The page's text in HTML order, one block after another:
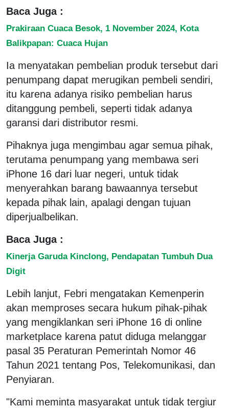
Baca Juga :
Prakiraan Cuaca Besok, 1 November 2024, Kota
Balikpapan: Cuaca Hujan
Ia menyatakan pembelian produk tersebut dari
penumpang dapat merugikan pembeli sendiri,
itu karena adanya risiko pembelian harus
ditanggung pembeli, seperti tidak adanya
garansi dari distributor resmi.
Pihaknya juga mengimbau agar semua pihak,
terutama penumpang yang membawa seri
iPhone 16 dari luar negeri, untuk tidak
menyerahkan barang bawaannya tersebut
kepada pihak lain, apalagi dengan tujuan
diperjualbelikan.
Baca Juga :
Kinerja Garuda Kinclong, Pendapatan Tumbuh Dua
Digit
Lebih lanjut, Febri mengatakan Kemenperin
akan memproses secara hukum pihak-pihak
yang mengiklankan seri iPhone 16 di online
marketplace karena patut diduga melanggar
pasal 35 Peraturan Pemerintah Nomor 46
Tahun 2021 tentang Pos, Telekomunikasi, dan
Penyiaran.
"Kami meminta masyarakat untuk tidak tergiur